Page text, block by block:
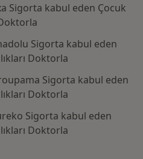
Sigorta kabul eden Çocuk
Sigorta kabul eden
Doktorla
Sigorta kabul eden
Doktorla
Sigorta kabul eden
Doktorla